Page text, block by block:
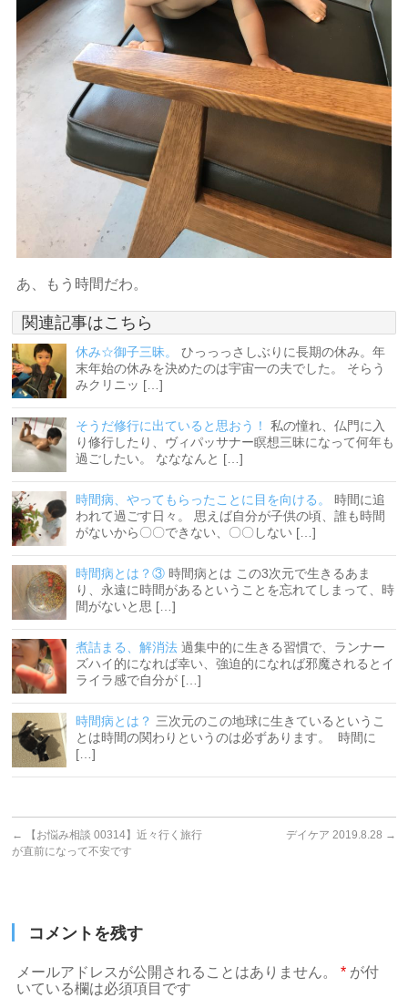
あ、もう時間だわ。
関連記事はこちら
休み☆御子三昧。
ひっっっさしぶりに長期の休み。年
末年始の休みを決めたのは宇宙一の夫でした。 そらう
みクリニッ […]
そうだ修行に出ていると思おう！
私の憧れ、仏門に入
り修行したり、ヴィパッサナー瞑想三昧になって何年も
過ごしたい。 なななんと […]
時間病、やってもらったことに目を向ける。
時間に追
われて過ごす日々。 思えば自分が子供の頃、誰も時間
がないから〇〇できない、〇〇しない […]
時間病とは？③ 時間病とは この3次元で生きるあま
り、永遠に時間があるということを忘れてしまって、時
間がないと思 […]
煮詰まる、解消法 過集中的に生きる習慣で、ランナー
ズハイ的になれば幸い、強迫的になれば邪魔されるとイ
ライラ感で自分が […]
時間病とは？ 三次元のこの地球に生きているというこ
とは時間の関わりというのは必ずあります。 時間に
[…]
←
【お悩み相談 00314】近々行く旅行
が直前になって不安です
デイケア 2019.8.28 →
コメントを残す
メールアドレスが公開されることはありません。 * が付
いている欄は必須項目です